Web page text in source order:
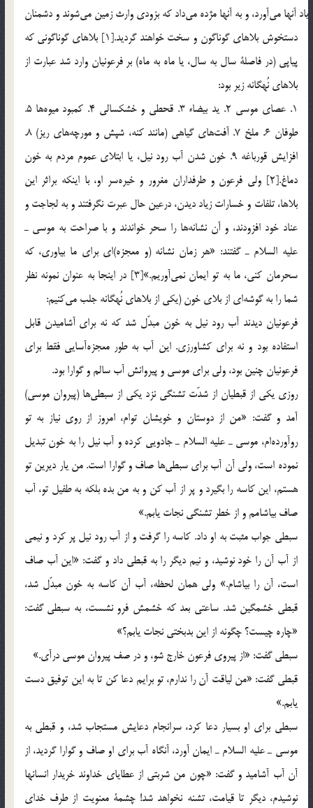
ياد آنها مي‎آورد، و به آنها مژده مي‎داد كه بزودي وارث زمين مي‎شوند و دشمنان
دستخوش بلاهاي گوناگون و سخت خواهند گرديد.[1] بلاهاي گوناگوني كه
پياپي (در فاصلة سال به سال، يا ماه به ماه) بر فرعونيان وارد شد عبارت از
بلاهاي نُهگانه زير بود:
1. عصاي موسي 2. يد بيضاء 3. قحطي و خشكسالي 4. كمبود ميوه‎ها 5.
طوفان 6. ملخ 7. آفت‎هاي گياهي (مانند كنه، شپش و مورچه‎هاي ريز) 8.
افزايش قورباغه 9. خون شدن آب رود نيل، يا ابتلاي عموم مردم به خون
دماغ.[2] ولي فرعون و طرفداران مغرور و خيره‎سر او، با اينكه براثر اين
بلاها، تلفات و خسارات زياد ديدن، درعين حال عبرت نگرفتند و به لجاجت و
عناد خود افزودند، و آن نشانه‎ها را سحر خواندند و با صراحت به موسي ـ
عليه السلام ـ گفتند: «هر زمان نشانه (و معجزه)اي براي ما بياوري، كه
سحرمان كني، ما به تو ايمان نمي‎آوريم.»[3] در اينجا به عنوان نمونه نظر
شما را به گوشه‎اي از بلاي خون (يكي از بلاهاي نُهگانه جلب مي‎كنيم:
فرعونيان ديدند آب رود نيل به خون مبدّل شد كه نه براي آشاميدن قابل
استفاده بود و نه براي كشاورزي. اين آب به طور معجزه‎آسايي فقط براي
فرعونيان چنين بود، ولي براي موسي و پيروانش آب سالم و گوارا بود.
روزي يكي از قبطيان از شدّت تشنگي نزد يكي از سبطي‎ها (پيروان موسي)
آمد و گفت: «من از دوستان و خويشان توام، امروز از روي نياز به تو
روآورده‎ام، موسي ـ عليه السلام ـ جادويي كرده و آب نيل را به خون تبديل
نموده است، ولي آن آب براي سبطي‎ها صاف و گوارا است. من يار ديرين تو
هستم، اين كاسه را بگيرد و پر از آب كن و به من بده بلكه به طفيل تو، آب
صاف بياشامم و از خطر تشنگي نجات يابم.»
سبطي جواب مثبت به او داد. كاسه را گرفت و از آب رود نيل پر كرد و نيمي
از آب آن را خود نوشيد، و نيم ديگر را به قبطي داد و گفت: «اين آب صاف
است، آن را بياشام.» ولي همان لحظه، آب آن كاسه به خون مبدّل شد،
قبطي خشمگين شد. ساعتي بعد كه خشمش فرو نشست، به سبطي گفت:
«چاره چيست؟ چگونه از اين بدبختي نجات يابم؟»
سبطي گفت: «از پيروي فرعون خارج شو، و در صف پيروان موسي درآي.»
قبطي گفت: «من لياقت آن را ندارم، تو برايم دعا كن تا به اين توفيق دست
يابم.»
سبطي براي او بسيار دعا كرد، سرانجام دعايش مستجاب شد، و قبطي به
موسي ـ عليه السلام ـ ايمان آورد، آنگاه آب براي او صاف و گوارا گرديد، از
آن آب آشاميد و گفت: «چون من شربتي از عطاياي خداوند خريدار انسانها
نوشيدم، ديگر تا قيامت، تشنه نخواهد شد! چشمة معنويت از طرف خداي